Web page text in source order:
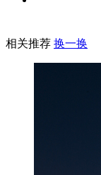
相关推荐 换一换